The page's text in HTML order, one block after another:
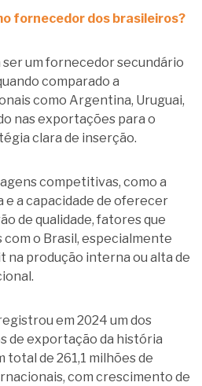
fornecedor dos brasileiros?
ser um fornecedor secundário
comparado a
como Argentina, Uruguai,
nas exportações para o
clara de inserção.
competitivas, como a
a capacidade de oferecer
de qualidade, fatores que
o Brasil, especialmente
na produção interna ou alta de
em 2024 um dos
de exportação da história
total de 261,1 milhões de
com crescimento de